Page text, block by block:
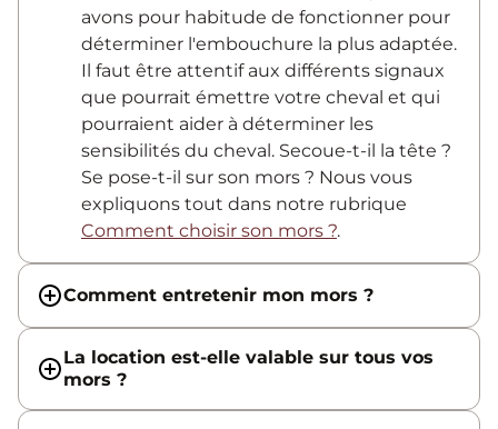
avons pour habitude de fonctionner pour
déterminer l'embouchure la plus adaptée.
Il faut être attentif aux différents signaux
que pourrait émettre votre cheval et qui
pourraient aider à déterminer les
sensibilités du cheval. Secoue-t-il la tête ?
Se pose-t-il sur son mors ? Nous vous
expliquons tout dans notre rubrique
Comment choisir son mors ?.
Comment entretenir mon mors ?
La location est-elle valable sur tous vos
mors ?